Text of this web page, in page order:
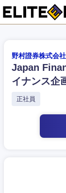
野村證券株式会社
Japan
イナンス企
正社員